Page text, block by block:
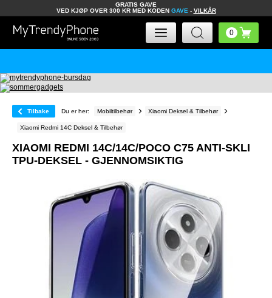
GRATIS GAVE
VED KJØP OVER 300 KR MED KODEN GAVE - VILKÅR
Tilbake Du er her: Mobiltilbehør Xiaomi Deksel & Tilbehør
Xiaomi Redmi 14C Deksel & Tilbehør
XIAOMI REDMI 14C/14C/POCO C75 ANTI-SKLI
TPU-DEKSEL - GJENNOMSIKTIG